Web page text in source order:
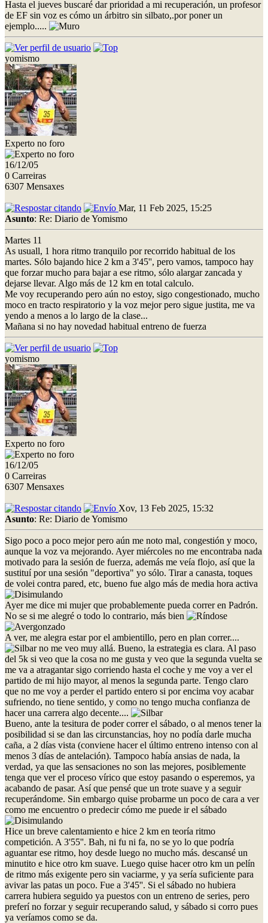
Hasta el jueves buscaré dar prioridad a mi recuperación, un profesor
de EF sin voz es cómo un árbitro sin silbato,.por poner un
ejemplo.....
yomismo
Experto no foro
16/12/05
0 Carreiras
6307 Mensaxes
Mar, 11 Feb 2025, 15:25
Asunto: Re: Diario de Yomismo
Martes 11
As usuall, 1 hora ritmo tranquilo por recorrido habitual de los
martes. Sólo bajando hice 2 km a 3'45'', pero vamos, tampoco hay
que forzar mucho para bajar a ese ritmo, sólo alargar zancada y
dejarse llevar. Algo más de 12 km en total calculo.
Me voy recuperando pero aún no estoy, sigo congestionado, mucho
moco en tracto respiratorio y la voz mejor pero sigue justita, me va
yendo a menos a lo largo de la clase...
Mañana si no hay novedad habitual entreno de fuerza
yomismo
Experto no foro
16/12/05
0 Carreiras
6307 Mensaxes
Xov, 13 Feb 2025, 15:32
Asunto: Re: Diario de Yomismo
Sigo poco a poco mejor pero aún me noto mal, congestión y moco,
aunque la voz va mejorando. Ayer miércoles no me encontraba nada
motivado para la sesión de fuerza, además me veía flojo, así que la
sustituí por una sesión "deportiva" yo sólo. Tirar a canasta, toques
de volei contra pared, etc, bueno fue algo más de media hora activa
Ayer me dice mi mujer que probablemente pueda correr en Padrón.
No se si me alegré o todo lo contrario, más bien
A ver, me alegra estar por el ambientillo, pero en plan correr....
no me veo muy allá. Bueno, la estrategia es clara. Al paso
del 5k si veo que la cosa no me gusta y veo que la segunda vuelta se
me va a atragantar sigo corriendo hasta el coche y me voy a ver el
partido de mi hijo mayor, al menos la segunda parte. Tengo claro
que no me voy a perder el partido entero si por encima voy acabar
sufriendo, no tiene sentido, y como no tengo mucha confianza de
hacer una carrera algo decente....
Bueno, ante la tesitura de poder correr el sábado, o al menos tener la
posibilidad si se dan las circunstancias, hoy no podía darle mucha
caña, a 2 días vista (conviene hacer el último entreno intenso con al
menos 3 días de antelación). Tampoco había ansias de nada, la
verdad, ya que las sensaciones no son las mejores, posiblemente
tenga que ver el proceso vírico que estoy pasando o esperemos, ya
acabando de pasar. Así que pensé que un trote suave y a seguir
recuperándome. Sin embargo quise probarme un poco de cara a ver
como me encuentro o predecir cómo me puede ir el sábado
Hice un breve calentamiento e hice 2 km en teoría ritmo
competición. A 3'55''. Bah, ni fu ni fa, no se yo lo que podría
aguantar ese ritmo, hoy desde luego no mucho más. descansé un
minutito e hice otro km suave. Luego quise hacer otro km un pelín
de ritmo más exigente pero sin vaciarme, y ya sería suficiente para
avivar las patas un poco. Fue a 3'45''. Si el sábado no hubiera
carrera hubiera seguido ya puestos con un entreno de series, pero
preferí no forzar y seguir recuperando salud, y sábado si corro pues
ya veríamos como se da.